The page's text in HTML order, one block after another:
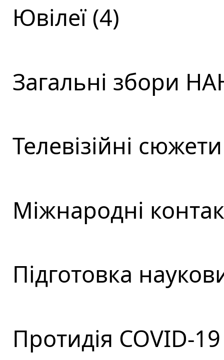
Ювілеї (4)
Загальні збори
Телевізійні
Міжнародні
Підготовка
Протидія COVID-